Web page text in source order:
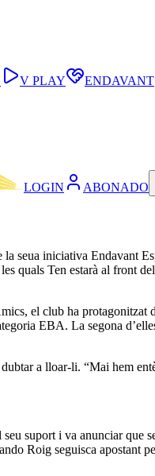
LOGIN ABONADO
V PLAY ENDAVANT
seua iniciativa Endavant
quals Ten estarà al
el club ha
EBA. La segona
a lloar-li. “Mai hem
suport i va anunciar
Roig seguisca apostant